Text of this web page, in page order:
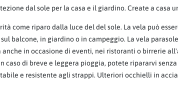
dal sole per la casa e il giardino. Create a casa
come riparo dalla luce del del sole. La vela può
balcone, in giardino o in campeggio. La vela
in occasione di eventi, nei ristoranti o birrerie
caso di breve e leggera pioggia, potete ripararvi
e resistente agli strappi. Ulteriori occhielli in